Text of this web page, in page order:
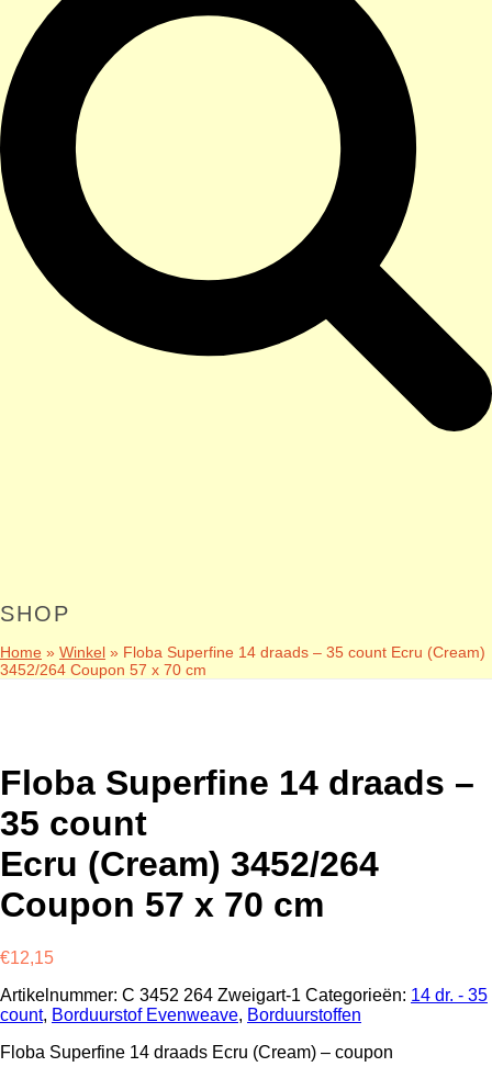
SHOP
Home » Winkel » Floba Superfine 14 draads – 35 count Ecru (Cream)
3452/264 Coupon 57 x 70 cm
Floba Superfine 14 draads –
35 count
Ecru (Cream) 3452/264
Coupon 57 x 70 cm
€12,15
Artikelnummer: C 3452 264 Zweigart-1 Categorieën: 14 dr. - 35
count, Borduurstof Evenweave, Borduurstoffen
Floba Superfine 14 draads Ecru (Cream) – coupon